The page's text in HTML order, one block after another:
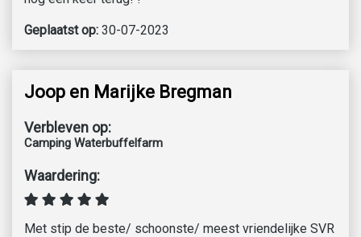
Geplaatst op: 30-07-2023
Joop en Marijke Bregman
Verbleven op:
Camping Waterbuffelfarm
Waardering:
Met stip de beste/ schoonste/ meest vriendelijke SVR